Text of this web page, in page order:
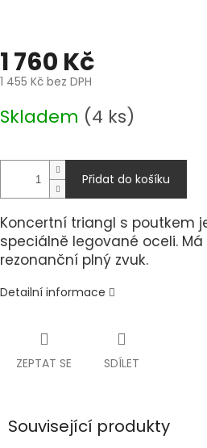
1 760 Kč
1 455 Kč bez DPH
cena:
Skladem (4 ks)
Přidat do košíku
Koncertní triangl s poutkem
speciálně legované oceli.
rezonanční plný zvuk.
Detailní informace
ZEPTAT SE SDÍLET
Související produkty